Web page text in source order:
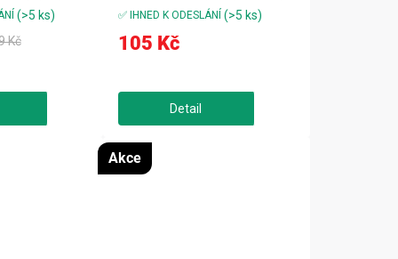
(>5 ks)
Kč
nízkou
ovladače,
a dlouhá
vašim
✅ IHNED K ODESLÁNÍ (>5 ks)
105 Kč
pro dlouhou výdrž,pro rádia,
svítilny, hračky, klávesnice,typ
LR03 Super AlkalineSuper
Akce